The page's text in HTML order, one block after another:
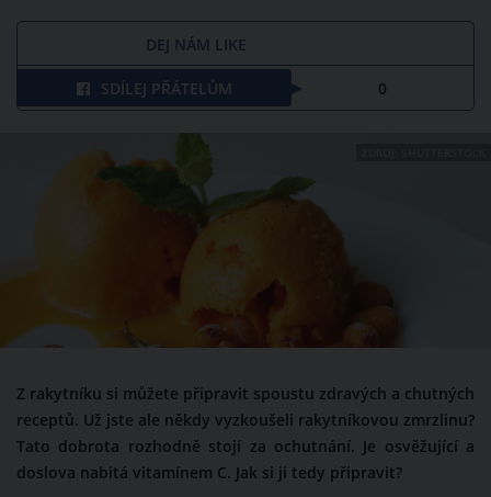
DEJ NÁM LIKE
SDÍLEJ PŘÁTELŮM 0
Z rakytníku si můžete připravit spoustu zdravých a chutných
receptů. Už jste ale někdy vyzkoušeli rakytníkovou zmrzlinu?
Tato dobrota rozhodně stojí za ochutnání. Je osvěžující a
doslova nabitá vitamínem C. Jak si ji tedy připravit?